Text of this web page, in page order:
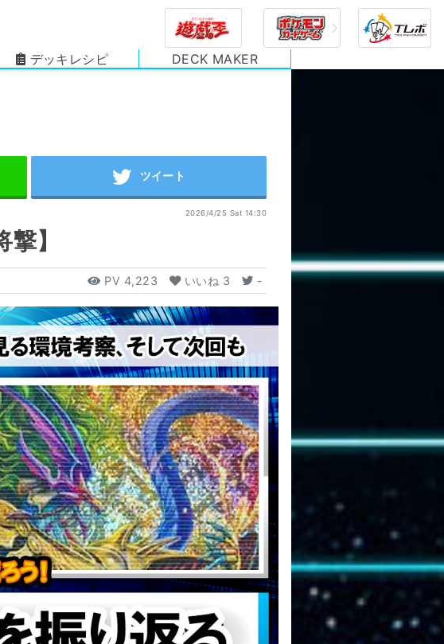
デッキレシピ DECK MAKER
2026/4/25 Sat 14:30
】
PV 4,223 いいね 3 -